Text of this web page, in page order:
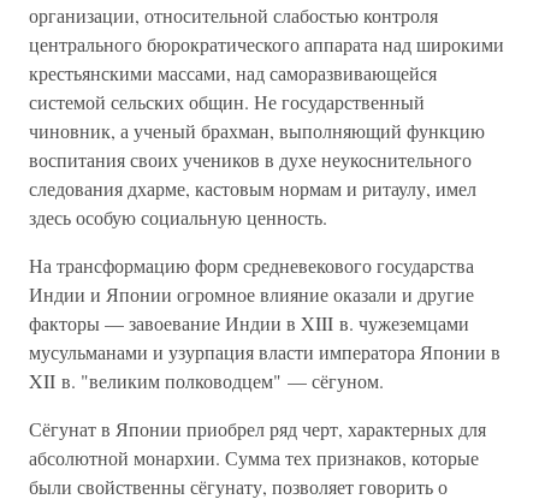
организации, относительной слабостью контроля
центрального бюрократического аппарата над широкими
крестьянскими массами, над саморазвивающейся
системой сельских общин. Не государственный
чиновник, а ученый брахман, выполняющий функцию
воспитания своих учеников в духе неукоснительного
следования дхарме, кастовым нормам и ритаулу, имел
здесь особую социальную ценность.
На трансформацию форм средневекового государства
Индии и Японии огромное влияние оказали и другие
факторы — завоевание Индии в XIII в. чужеземцами
мусульманами и узурпация власти императора Японии в
XII в. "великим полководцем" — сёгуном.
Сёгунат в Японии приобрел ряд черт, характерных для
абсолютной монархии. Сумма тех признаков, которые
были свойственны сёгунату, позволяет говорить о